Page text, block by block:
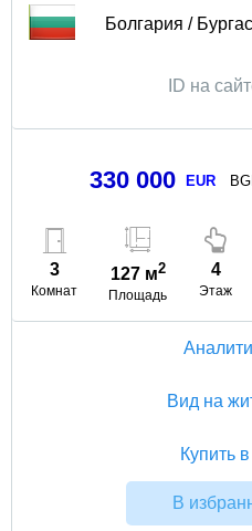
Болгария /
ID на
330 000 EUR
3
Комнат
127 м2
Площадь
4
Этаж
Вид на
Купить
В